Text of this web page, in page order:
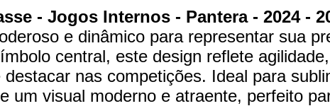
- Jogos Internos - Pantera - 2024 -
e dinâmico para representar sua
central, este design reflete
nas competições. Ideal para
um visual moderno e atraente, perfeito